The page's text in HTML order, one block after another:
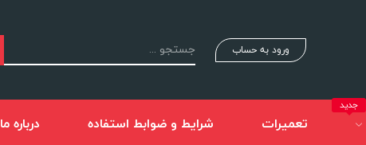
ورود به حساب
جدید
تعمیرات شرایط و ضوابط استفاده درباره ما